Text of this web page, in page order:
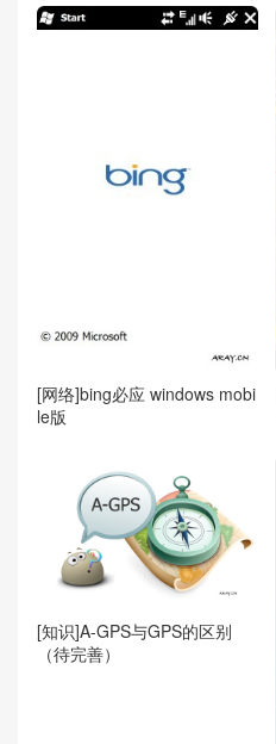
[网络]bing必应 windows mobi
le版
[知识]A-GPS与GPS的区别
（待完善）